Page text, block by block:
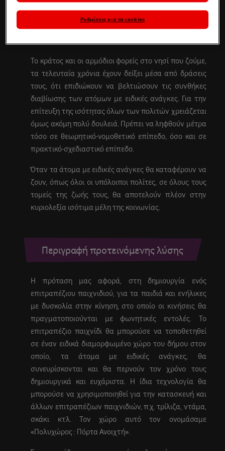
τον τρόπο δημιουργούμε «ανθρώπινες πόλεις»,
πόλεις χωρίς διαχωριστικές γραμμές, όπου όλοι
έχουν ισότιμη πρόσβαση στις υποδομές και τις
Το κράτος και οι αρμόδιοι φορείς στο νησί που ζούμε,
τα τελευταία χρόνια έχουν δείξει μέσα από δράσεις
τους, ότι επιδιώκουν να βελτιώσουν τις συνθήκες
διαβίωσης των ατόμων με ειδικές ανάγκες. Για την
επίτευξη της ισότητας όλων των πολιτών χρειάζεται
όμως ακόμη πολύ δουλειά. Πρέπει να ληφθούν μέτρα
τόσο σε θεωρητικό-νομοθετικό επίπεδο, όσο και σε
πρακτικό-σχεδιαστικό επίπεδο.
Όταν τα άτομα με ειδικές ανάγκες θα καταφέρουν να
ζουν, όπως όλοι οι υπόλοιποι πολίτες, σε όλους τους
τομείς της ζωής τους, θα αποτελούν πλέον στην
κυριολεξία ισότιμα μέλη της κοινωνίας.
Περιγραφή προτεινόμενης λύσης
Η πρόταση μας αφορά, στη δημιουργία ενός
επιτραπέζιου παιχνιδιού, για τα παιδιά και ενήλικες
με δυσκολία στην κίνηση, στο οποίο οι κινήσεις θα
πραγματοποιούνται με φωνητικές εντολές. Το
επιτραπέζιο παιχνίδι θα μπορούσε να τοποθετηθεί
σε έναν ειδικά διαμορφωμένο χώρο του δήμου στον
οποίο, τα άτομα με ειδικές ανάγκες, θα
συνευρίσκονται και θα περνούν τον χρόνο τους
δημιουργικά και ευχάριστα. Η ίδια τεχνολογία θα
μπορούσε να χρησιμοποιηθεί για την κατασκευή και
άλλων επιτραπέζιων παιχνιδιών, π.χ. τρίλιζα, ντάμα,
σκάκι κτλ. Τον χώρο αυτό τον ονομάσαμε
«Πολυχώρος : Πόρτα Ανοιχτή».
Ρυθμίσεις για τα cookies